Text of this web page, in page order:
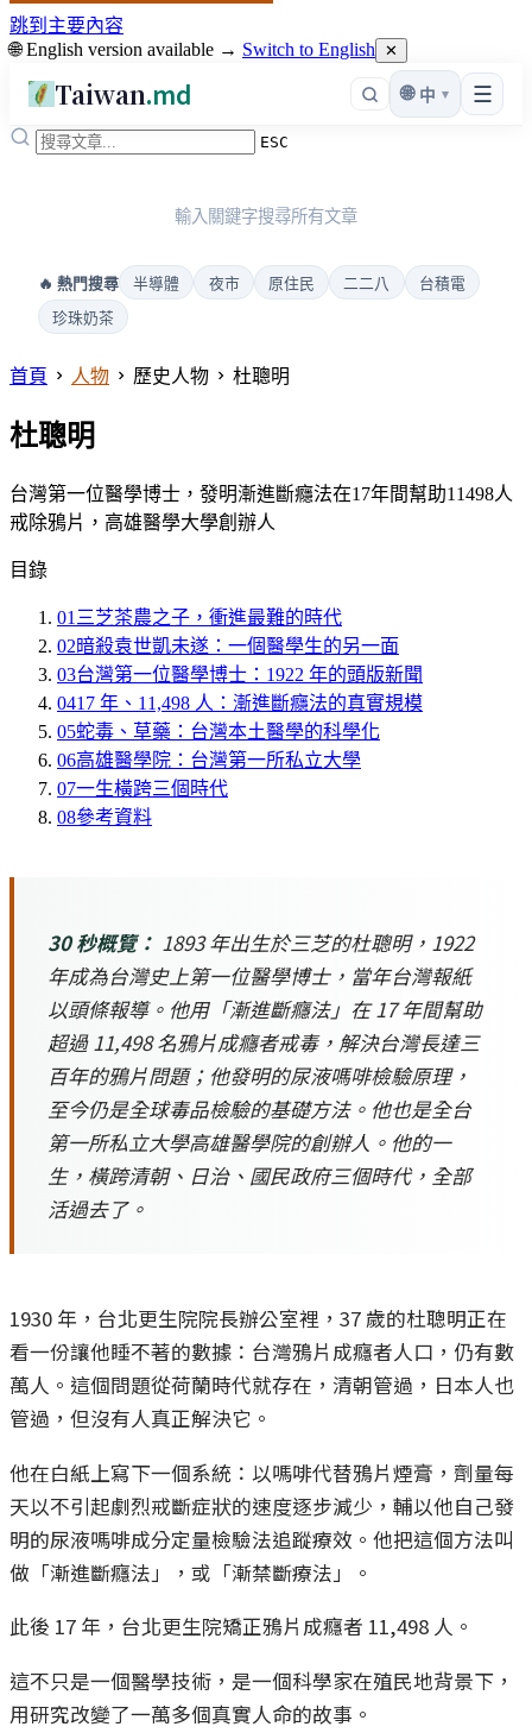
跳到主要內容
🌐 English version available → Switch to English ✕
Taiwan.md ☰
🌐 中 ▾
ESC
輸入關鍵字搜尋所有文章
🔥 熱門搜尋 半導體 夜市 原住民 二二八
台積電
珍珠奶茶
首頁 人物 歷史人物 杜聰明
杜聰明
台灣第一位醫學博士，發明漸進斷癮法在17年間幫助11498人
戒除鴉片，高雄醫學大學創辦人
目錄
01 三芝茶農之子，衝進最難的時代
02暗殺袁世凱未遂：一個醫學生的另一面
03台灣第一位醫學博士：1922 年的頭版新聞
0417 年、11,498 人：漸進斷癮法的真實規模
05蛇毒、草藥：台灣本土醫學的科學化
06高雄醫學院：台灣第一所私立大學
07一生橫跨三個時代
08參考資料
30 秒概覽： 1893 年出生於三芝的杜聰明，1922
年成為台灣史上第一位醫學博士，當年台灣報紙
以頭條報導。他用「漸進斷癮法」在 17 年間幫助
超過 11,498 名鴉片成癮者戒毒，解決台灣長達三
百年的鴉片問題；他發明的尿液嗎啡檢驗原理，
至今仍是全球毒品檢驗的基礎方法。他也是全台
第一所私立大學高雄醫學院的創辦人。他的一
生，橫跨清朝、日治、國民政府三個時代，全部
活過去了。
1930 年，台北更生院院長辦公室裡，37 歲的杜聰明正在
看一份讓他睡不著的數據：台灣鴉片成癮者人口，仍有數
萬人。這個問題從荷蘭時代就存在，清朝管過，日本人也
管過，但沒有人真正解決它。
他在白紙上寫下一個系統：以嗎啡代替鴉片煙膏，劑量每
天以不引起劇烈戒斷症狀的速度逐步減少，輔以他自己發
明的尿液嗎啡成分定量檢驗法追蹤療效。他把這個方法叫
做「漸進斷癮法」，或「漸禁斷療法」。
此後 17 年，台北更生院矯正鴉片成癮者 11,498 人。
這不只是一個醫學技術，是一個科學家在殖民地背景下，
用研究改變了一萬多個真實人命的故事。